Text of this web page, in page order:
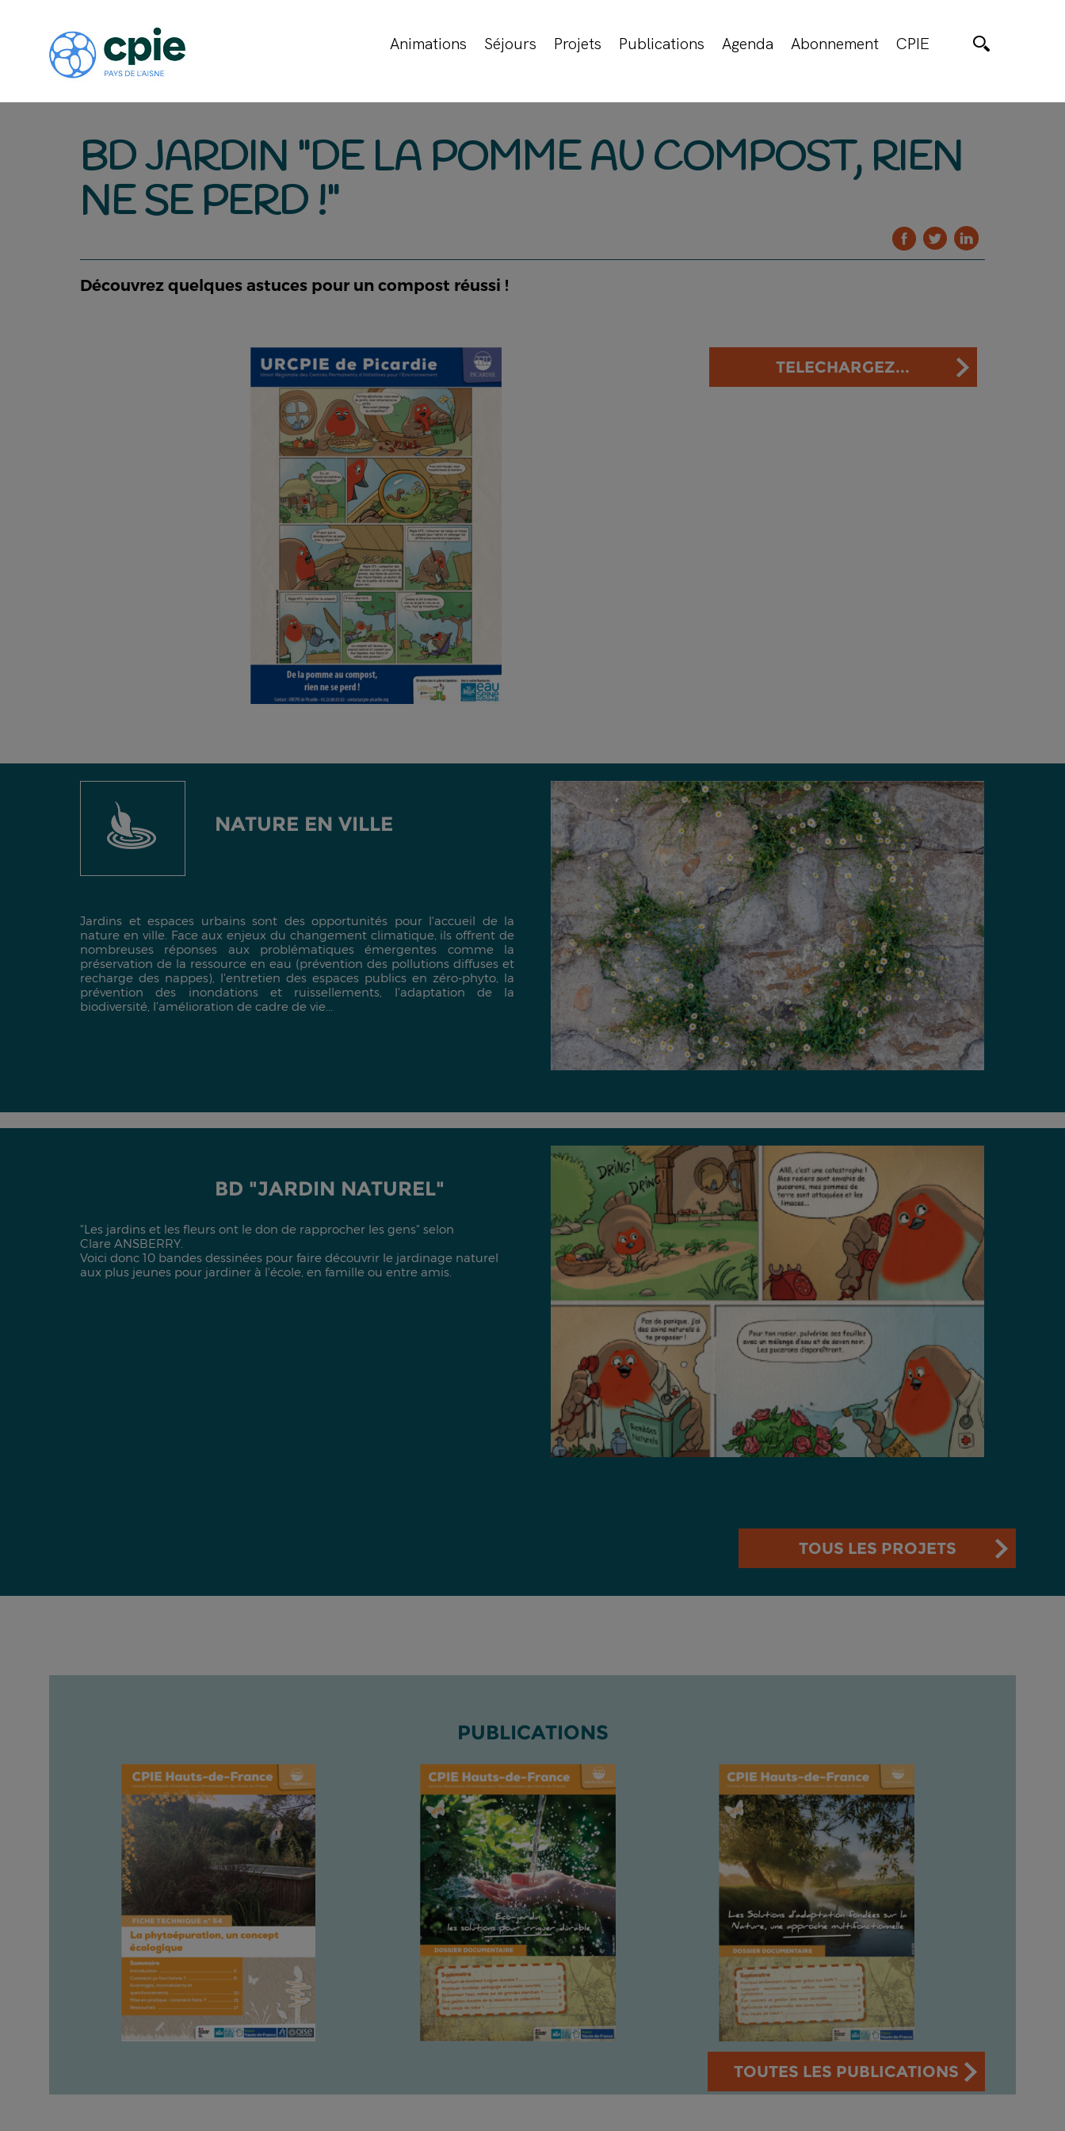
Animations Séjours Projets Publications Agenda Abonnement CPIE
BD JARDIN "DE LA POMME AU COMPOST, RIEN
NE SE PERD !"
Découvrez quelques astuces pour un compost réussi !
TELECHARGEZ...
NATURE EN VILLE
Jardins et espaces urbains sont des opportunités pour l'accueil de la
nature en ville. Face aux enjeux du changement climatique, ils offrent de
nombreuses réponses aux problématiques émergentes comme la
préservation de la ressource en eau (prévention des pollutions diffuses et
recharge des nappes), l'entretien des espaces publics en zéro-phyto, la
prévention des inondations et ruissellements, l'adaptation de la
biodiversité, l'amélioration de cadre de vie...
BD "JARDIN NATUREL"
"Les jardins et les fleurs ont le don de rapprocher les gens" selon
Clare ANSBERRY.
Voici donc 10 bandes dessinées pour faire découvrir le jardinage naturel
aux plus jeunes pour jardiner à l'école, en famille ou entre amis.
TOUS LES PROJETS
PUBLICATIONS
TOUTES LES PUBLICATIONS